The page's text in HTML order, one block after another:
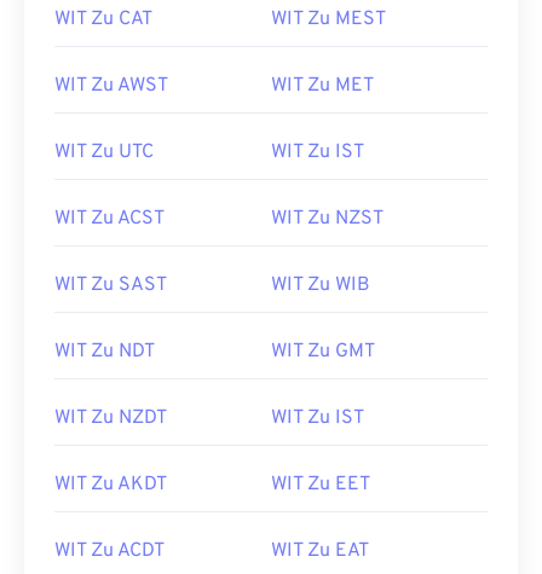
WIT Zu CAT WIT Zu MEST
WIT Zu AWST WIT Zu MET
WIT Zu UTC WIT Zu IST
WIT Zu ACST WIT Zu NZST
WIT Zu SAST WIT Zu WIB
WIT Zu NDT WIT Zu GMT
WIT Zu NZDT WIT Zu IST
WIT Zu AKDT WIT Zu EET
WIT Zu ACDT WIT Zu EAT